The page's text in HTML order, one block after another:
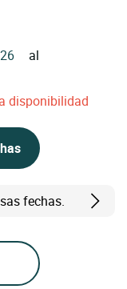
al
disponibilidad
fechas.